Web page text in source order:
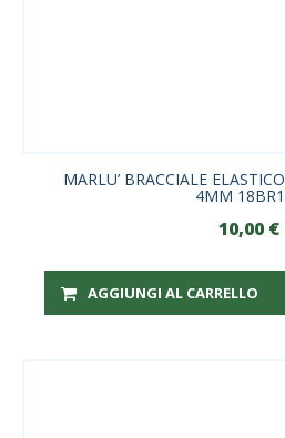
MARLU’ BRACCIALE
4MM
10,00 €
AGGIUNGI AL CARRELLO